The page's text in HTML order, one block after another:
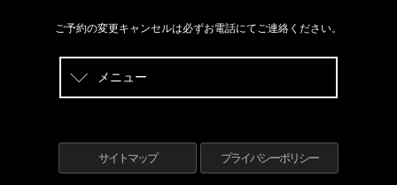
ご予約の変更キャンセルは必ずお電話にてご連絡ください。
メニュー
サイトマップ プライバシーポリシー